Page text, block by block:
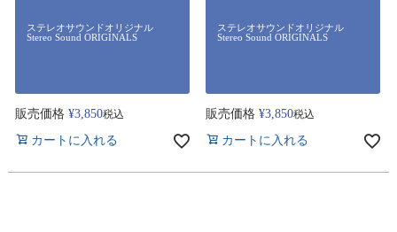
ステレオサウンドオリジナル
Stereo Sound ORIGINALS
販売価格 ¥3,850税込
カートに入れる
ステレオサウンドオリジナル
Stereo Sound ORIGINALS
販売価格 ¥3,850税込
カートに入れる